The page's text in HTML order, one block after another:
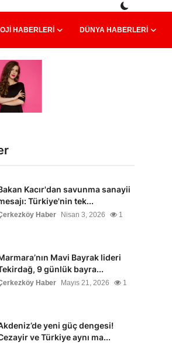
HABERLERI DÜNYA HABERLERI
Kacır'dan savunma sanayii
Türkiye'nin tek...
Haber Nisan 3, 2026 1
Mavi Bayrak lideri
9 günlük bayra...
Haber Mayıs 21, 2026 1
yeni güç dengesi!
ve Türkiye aynı ma...